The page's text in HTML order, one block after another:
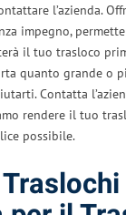
l’azienda.
impegno,
il tuo trasloco
quanto grande o
Contatta
rendere il tuo
possibile.